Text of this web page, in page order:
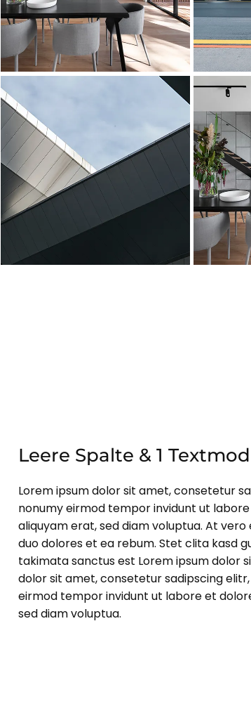
Leere Spalte & 1
Lorem ipsum dolor sit amet, consetetur
nonumy eirmod tempor invidunt ut
aliquyam erat, sed diam voluptua. At
duo dolores et ea rebum. Stet clita kasd
takimata sanctus est Lorem ipsum dolor
dolor sit amet, consetetur sadipscing
eirmod tempor invidunt ut labore et
sed diam voluptua.